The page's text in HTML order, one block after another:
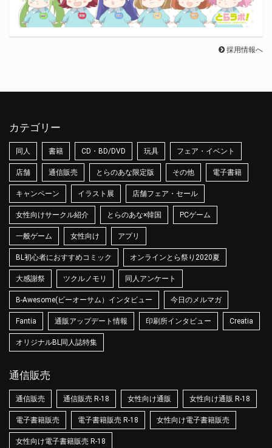
採用情報へ
カテゴリー
同人 書籍 CD・BD/DVD 玩具 フェア・イベント
店舗 通信販売 とらのあな限定版 その他 電子書籍
キャンペーン イラスト展 店舗フェア・セール
女性向けサークル紹介 とらのあな×韓国 PCゲーム
一般ゲーム 女性向け アプリ
BL初心者におすすめコミック オンラインとら祭り2020夏
大感謝祭 ツクルノモリ 同人アンケート
B-Awesome(ビーオーサム）インタビュー 今日のメルマガ
Fantia 通販アップデート情報 印刷所インタビュー Creatia
オリジナルBL同人誌特集
通信販売
通信販売 通信販売 R-18 女性向け通販 女性向け通販 R-18
電子書籍販売 電子書籍販売 R-18 女性向け電子書籍販売
女性向け電子書籍販売 R-18